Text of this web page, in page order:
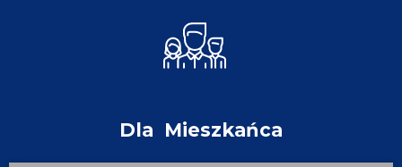
Dla Mieszkańca